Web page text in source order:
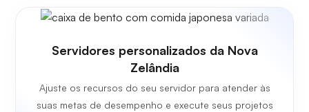
Servidores personalizados da Nova
Zelândia
Ajuste os recursos do seu servidor para atender às
suas metas de desempenho e execute seus projetos